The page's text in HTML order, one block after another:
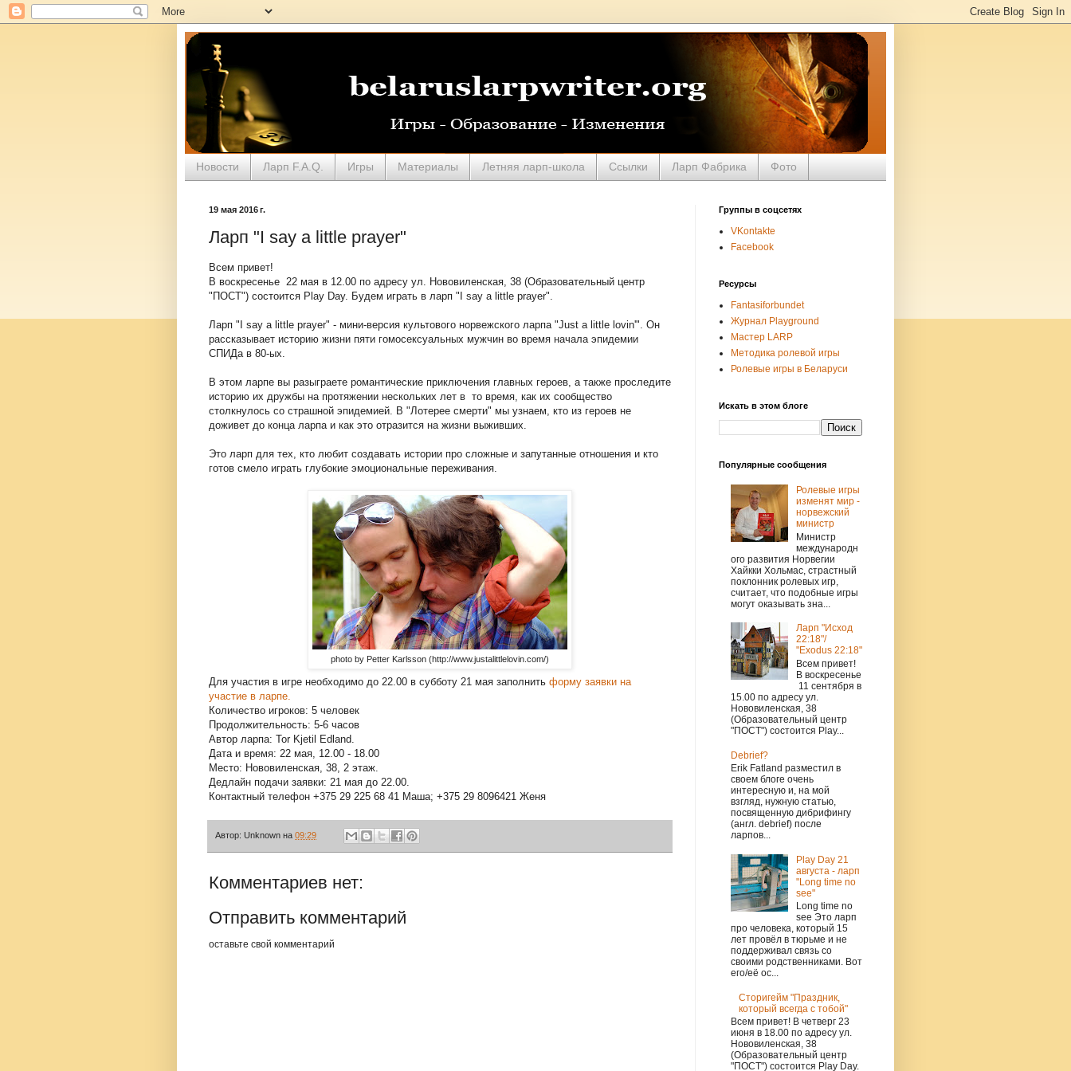
Новости Ларп F.A.Q. Игры Материалы Летняя ларп-школа Ссылки Ларп Фабрика Фото
19 мая 2016 г.
Ларп "I say a little prayer"
Всем привет!
В воскресенье 22 мая в 12.00 по адресу ул. Нововиленская, 38 (Образовательный центр
"ПОСТ") состоится Play Day. Будем играть в ларп "I say a little prayer".
Ларп "I say a little prayer" - мини-версия культового норвежского ларпа "Just a little lovin'". Он
рассказывает историю жизни пяти гомосексуальных мужчин во время начала эпидемии
СПИДа в 80-ых.
В этом ларпе вы разыграете романтические приключения главных героев, а также проследите
историю их дружбы на протяжении нескольких лет в то время, как их сообщество
столкнулось со страшной эпидемией. В "Лотерее смерти" мы узнаем, кто из героев не
доживет до конца ларпа и как это отразится на жизни выживших.
Это ларп для тех, кто любит создавать истории про сложные и запутанные отношения и кто
готов смело играть глубокие эмоциональные переживания.
photo by Petter Karlsson (http://www.justalittlelovin.com/)
Для участия в игре необходимо до 22.00 в субботу 21 мая заполнить форму заявки на
участие в ларпе.
Количество игроков: 5 человек
Продолжительность: 5-6 часов
Автор ларпа: Tor Kjetil Edland.
Дата и время: 22 мая, 12.00 - 18.00
Место: Нововиленская, 38, 2 этаж.
Дедлайн подачи заявки: 21 мая до 22.00.
Контактный телефон +375 29 225 68 41 Маша; +375 29 8096421 Женя
Автор: Unknown на 09:29
Комментариев нет:
Отправить комментарий
оставьте свой комментарий
Группы в соцсетях
VKontakte
Facebook
Ресурсы
Fantasiforbundet
Журнал Playground
Мастер LARP
Методика ролевой игры
Ролевые игры в Беларуси
Искать в этом блоге
Популярные сообщения
Ролевые игры
изменят мир -
норвежский
министр
Министр
международн
ого развития Норвегии
Хайкки Хольмас, страстный
поклонник ролевых игр,
считает, что подобные игры
могут оказывать зна...
Ларп "Исход
22:18"/
"Exodus 22:18"
Всем привет!
В воскресенье
11 сентября в
15.00 по адресу ул.
Нововиленская, 38
(Образовательный центр
"ПОСТ") состоится Play...
Debrief?
Erik Fatland разместил в
своем блоге очень
интересную и, на мой
взгляд, нужную статью,
посвященную дибрифингу
(англ. debrief) после
ларпов...
Play Day 21
августа - ларп
"Long time no
see"
Long time no
see Это ларп
про человека, который 15
лет провёл в тюрьме и не
поддерживал связь со
своими родственниками. Вот
его/её ос...
Сторигейм "Праздник,
который всегда с тобой"
Всем привет! В четверг 23
июня в 18.00 по адресу ул.
Нововиленская, 38
(Образовательный центр
"ПОСТ") состоится Play Day.